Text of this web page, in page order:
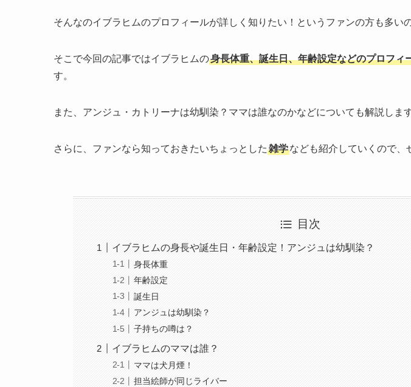
そんなのイブラヒムのプロフィールが詳しく知りたい！というファンの方も多い
そこで今回の記事ではイブラヒムの身長体重、誕生日、年齢設定などのプロフィ
す。
また、アンジュ・カトリーナは幼馴染？ママは誰なのかなどについても解説します
さらに、ファンなら知っておきたいちょっとした 雑学なども紹介していくので、
目次
イブラヒムの身長や誕生日・年齢設定！アンジュは幼馴染？
身長体重
年齢設定
誕生日
アンジュは幼馴染？
子持ちの噂は？
イブラヒムのママは誰？
ママは犬月煙！
担当絵師が同じライバー